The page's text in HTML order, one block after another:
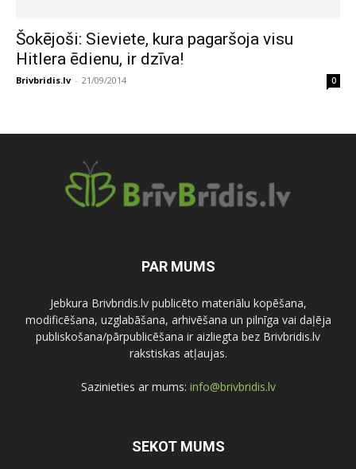
Šokējoši: Sieviete, kura pagaršoja visu
Hitlera ēdienu, ir dzīva!
Brivbridis.lv - 21/09/2014 0
PAR MUMS
Jebkura Brivbridis.lv publicēto materiālu kopēšana,
modificēšana, uzglabāšana, arhivēšana un pilnīga vai daļēja
publiskošana/pārpublicēšana ir aizliegta bez Brivbridis.lv
rakstiskas atļaujas.
Sazinieties ar mums: info@brivbridis.lv
SEKOT MUMS